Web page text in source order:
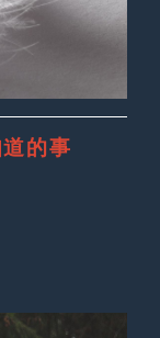
的事